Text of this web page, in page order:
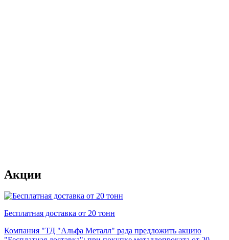
Акции
Бесплатная доставка от 20 тонн
Компания "ТД "Альфа Металл" рада предложить акцию